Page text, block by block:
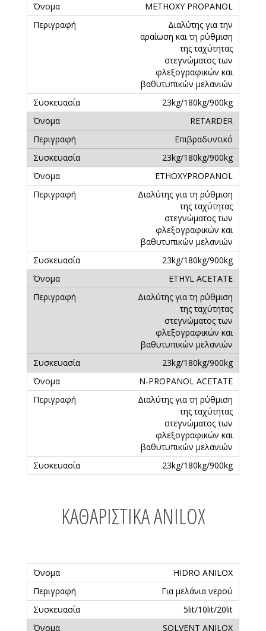
METHOXY PROPANOL
Διαλύτης για την
αραίωση και τη ρύθμιση
της ταχύτητας
στεγνώματος των
φλεξογραφικών και
βαθυτυπικών μελανιών
23kg/180kg/900kg
RETARDER
Επιβραδυντικό
23kg/180kg/900kg
ETHOXYPROPANOL
Διαλύτης για τη ρύθμιση
της ταχύτητας
στεγνώματος των
φλεξογραφικών και
βαθυτυπικών μελανιών
23kg/180kg/900kg
ETHYL ACETATE
Διαλύτης για τη ρύθμιση
της ταχύτητας
στεγνώματος των
φλεξογραφικών και
βαθυτυπικών μελανιών
23kg/180kg/900kg
N-PROPANOL ACETATE
Διαλύτης για τη ρύθμιση
της ταχύτητας
στεγνώματος των
φλεξογραφικών και
βαθυτυπικών μελανιών
23kg/180kg/900kg
ΚΑΘΑΡΙΣΤΙΚΆ ANILOX
HIDRO ANILOX
Για μελάνια νερού
5lit/10lit/20lit
SOLVENT ANILOX